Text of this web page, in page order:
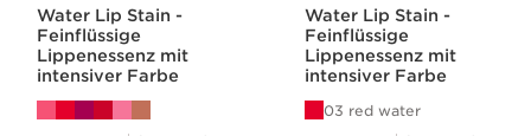
Water Lip Stain -
Feinflüssige
Lippenessenz mit
intensiver Farbe
Water Lip Stain -
Feinflüssige
Lippenessenz mit
intensiver Farbe
03 red water